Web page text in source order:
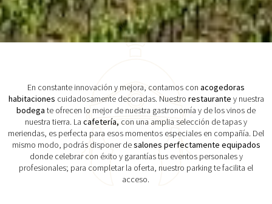
En constante innovación y mejora, contamos con acogedoras
habitaciones cuidadosamente decoradas. Nuestro restaurante y nuestra
bodega te ofrecen lo mejor de nuestra gastronomía y de los vinos de
nuestra tierra. La cafetería, con una amplia selección de tapas y
meriendas, es perfecta para esos momentos especiales en compañía. Del
mismo modo, podrás disponer desalones perfectamente equipados
donde celebrar con éxito y garantías tus eventos personales y
profesionales; para completar la oferta, nuestro parking te facilita el
acceso.